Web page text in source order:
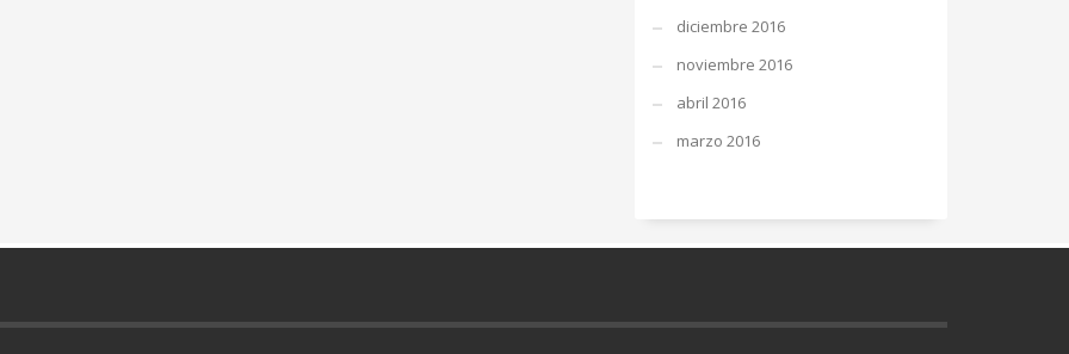
diciembre 2016
noviembre 2016
abril 2016
marzo 2016